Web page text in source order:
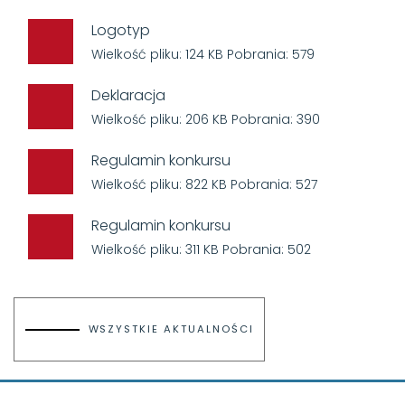
Logotyp
Wielkość pliku: 124 KB Pobrania: 579
Deklaracja
Wielkość pliku: 206 KB Pobrania: 390
Regulamin konkursu
Wielkość pliku: 822 KB Pobrania: 527
Regulamin konkursu
Wielkość pliku: 311 KB Pobrania: 502
WSZYSTKIE AKTUALNOŚCI